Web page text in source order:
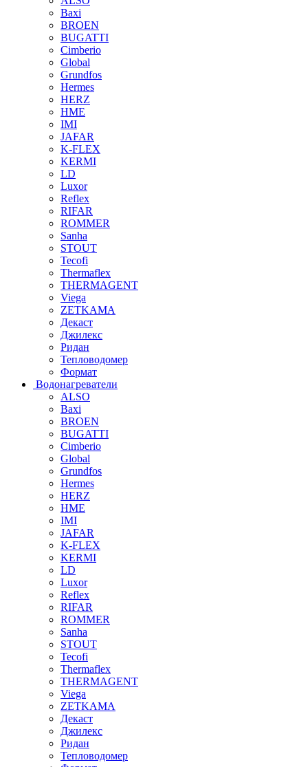
Baxi
BROEN
BUGATTI
Cimberio
Global
Grundfos
Hermes
HERZ
HME
IMI
JAFAR
K-FLEX
KERMI
LD
Luxor
Reflex
RIFAR
ROMMER
Sanha
STOUT
Tecofi
Thermaflex
THERMAGENT
Viega
ZETKAMA
Декаст
Джилекс
Ридан
Тепловодомер
Формат
Водонагреватели
ALSO
Baxi
BROEN
BUGATTI
Cimberio
Global
Grundfos
Hermes
HERZ
HME
IMI
JAFAR
K-FLEX
KERMI
LD
Luxor
Reflex
RIFAR
ROMMER
Sanha
STOUT
Tecofi
Thermaflex
THERMAGENT
Viega
ZETKAMA
Декаст
Джилекс
Ридан
Тепловодомер